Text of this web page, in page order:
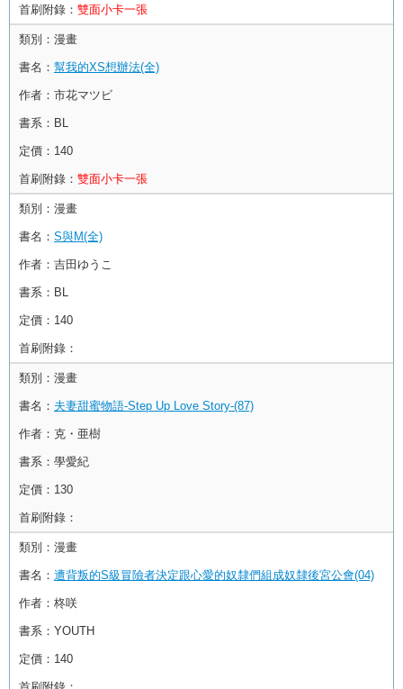
首刷附錄： 雙面小卡一張
類別： 漫畫
書名： 幫我的XS想辦法(全)
作者： 市花マツビ
書系： BL
定價： 140
首刷附錄： 雙面小卡一張
類別： 漫畫
書名： S與M(全)
作者： 吉田ゆうこ
書系： BL
定價： 140
首刷附錄：
類別： 漫畫
書名： 夫妻甜蜜物語-Step Up Love Story-(87)
作者： 克・亜樹
書系： 學愛紀
定價： 130
首刷附錄：
類別： 漫畫
書名： 遭背叛的S級冒險者決定跟心愛的奴隸們組成奴隸後宮公會(04)
作者： 柊咲
書系： YOUTH
定價： 140